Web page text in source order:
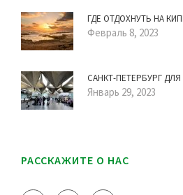
ГДЕ ОТДОХНУТЬ НА
Февраль 8, 2023
САНКТ-ПЕТЕРБУРГ
Январь 29, 2023
РАССКАЖИТЕ О НАС